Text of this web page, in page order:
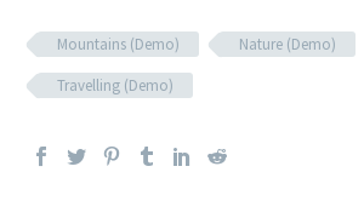
Mountains (Demo)
Nature (Demo)
Travelling (Demo)